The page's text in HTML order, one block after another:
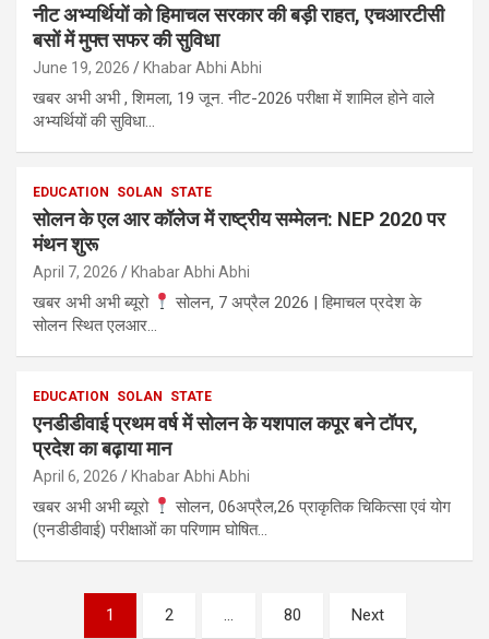
नीट अभ्यर्थियों को हिमाचल सरकार की बड़ी राहत, एचआरटीसी
बसों में मुफ्त सफर की सुविधा
June 19, 2026 Khabar Abhi Abhi
खबर अभी अभी , शिमला, 19 जून. नीट-2026 परीक्षा में शामिल होने वाले
अभ्यर्थियों की सुविधा…
EDUCATION SOLAN STATE
सोलन के एल आर कॉलेज में राष्ट्रीय सम्मेलन: NEP 2020 पर
मंथन शुरू
April 7, 2026 Khabar Abhi Abhi
खबर अभी अभी ब्यूरो
सोलन, 7 अप्रैल 2026 | हिमाचल प्रदेश के
सोलन स्थित एलआर…
EDUCATION SOLAN STATE
एनडीडीवाई प्रथम वर्ष में सोलन के यशपाल कपूर बने टॉपर,
प्रदेश का बढ़ाया मान
April 6, 2026 Khabar Abhi Abhi
खबर अभी अभी ब्यूरो
सोलन, 06अप्रैल,26 प्राकृतिक चिकित्सा एवं योग
(एनडीडीवाई) परीक्षाओं का परिणाम घोषित…
1 2 … 80 Next